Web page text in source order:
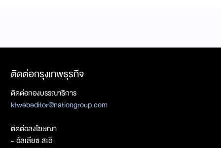
ติดต่อกรุงเทพธุรกิจ
ติดต่อกองบรรณาธิการ
ktwebeditor@nationgroup.com
ติดต่อลงโฆษณา
- อัลเลียซ สะอิ